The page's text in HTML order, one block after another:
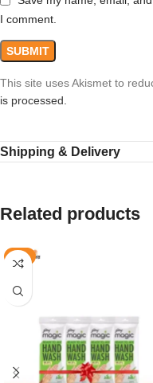
I comment.
This site uses Akismet to
is processed.
Shipping & Delivery
Related products
-4%